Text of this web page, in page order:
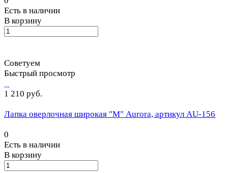
Есть в наличии
В корзину
Советуем
Быстрый просмотр
1 210 руб.
Лапка оверлочная широкая "М" Aurora, артикул AU-156
0
Есть в наличии
В корзину